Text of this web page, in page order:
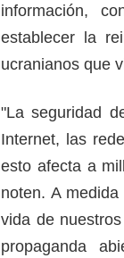
información,
establecer la
ucranianos que
"La seguridad
Internet, las
esto afecta a
noten. A
vida de
propaganda